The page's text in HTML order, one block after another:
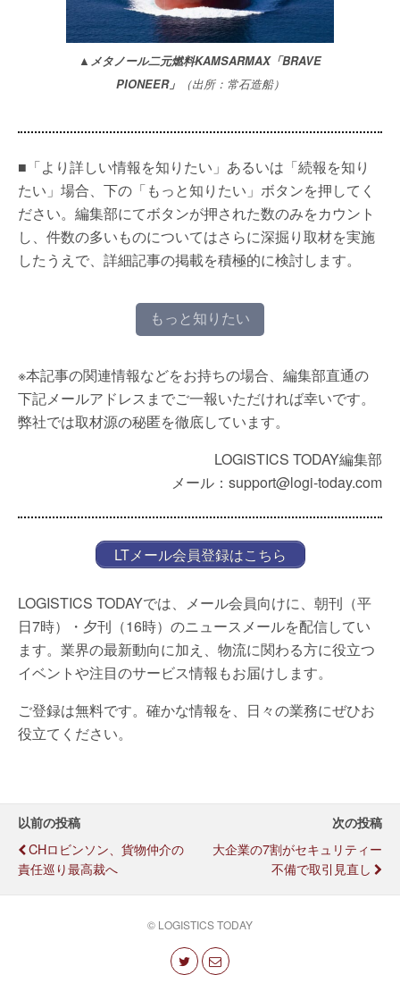
▲メタノール二元燃料KAMSARMAX「BRAVE
PIONEER」
（出所：常石造船）
■「より詳しい情報を知りたい」あるいは「続報を知り
たい」場合、下の「もっと知りたい」ボタンを押してく
ださい。編集部にてボタンが押された数のみをカウント
し、件数の多いものについてはさらに深掘り取材を実施
したうえで、詳細記事の掲載を積極的に検討します。
もっと知りたい
※本記事の関連情報などをお持ちの場合、編集部直通の
下記メールアドレスまでご一報いただければ幸いです。
弊社では取材源の秘匿を徹底しています。
LOGISTICS TODAY編集部
メール：support@logi-today.com
LTメール会員登録はこちら
LOGISTICS TODAYでは、メール会員向けに、朝刊（平
日7時）・夕刊（16時）のニュースメールを配信してい
ます。業界の最新動向に加え、物流に関わる方に役立つ
イベントや注目のサービス情報もお届けします。
ご登録は無料です。確かな情報を、日々の業務にぜひお
役立てください。
以前の投稿
CHロビンソン、貨物仲介の
責任巡り最高裁へ
次の投稿
大企業の7割がセキュリティー
不備で取引見直し
© LOGISTICS TODAY